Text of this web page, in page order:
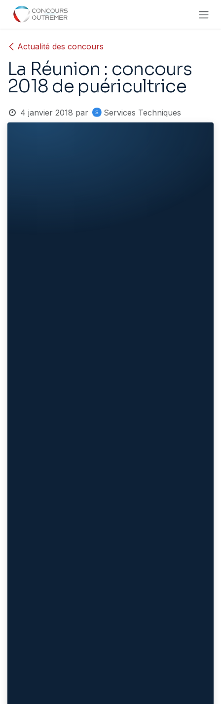
Se rendre au contenu
Actualité des concours
La Réunion : concours
2018 de puéricultrice
4 janvier 2018 par Services Techniques